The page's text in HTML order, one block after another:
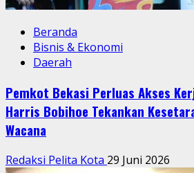
Beranda
Bisnis & Ekonomi
Daerah
Pemkot Bekasi Perluas Akses
Harris Bobihoe Tekankan
Wacana
Redaksi Pelita Kota 29 Juni 2026